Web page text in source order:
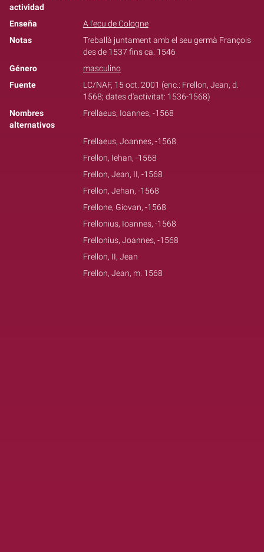
actividad
Enseña
A l'ecu de Cologne
Notas
Treballà juntament amb el seu germà François
des de 1537 fins ca. 1546
Género
masculino
Fuente
LC/NAF, 15 oct. 2001 (enc.: Frellon, Jean, d.
1568; dates d'activitat: 1536-1568)
Nombres
alternativos
Frellaeus, Ioannes, -1568
Frellaeus, Joannes, -1568
Frellon, Iehan, -1568
Frellon, Jean, II, -1568
Frellon, Jehan, -1568
Frellone, Giovan, -1568
Frellonius, Ioannes, -1568
Frellonius, Joannes, -1568
Frellon, II, Jean
Frellon, Jean, m. 1568